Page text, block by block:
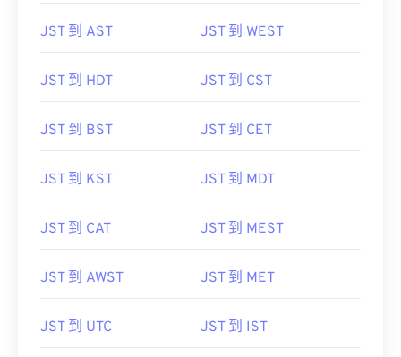
JST 到 AST JST 到 WEST
JST 到 HDT JST 到 CST
JST 到 BST JST 到 CET
JST 到 KST JST 到 MDT
JST 到 CAT JST 到 MEST
JST 到 AWST JST 到 MET
JST 到 UTC JST 到 IST